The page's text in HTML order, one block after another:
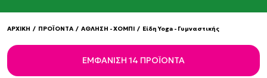
ΑΡΧΙΚΗ / ΠΡΟΪΟΝΤΑ / ΑΘΛΗΣΗ - ΧΟΜΠΙ / Είδη Yoga - Γυμναστικής
ΕΜΦΆΝΙΣΗ 14 ΠΡΟΪΌΝΤΑ